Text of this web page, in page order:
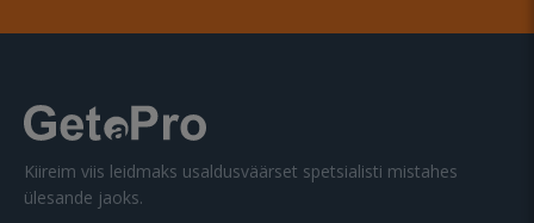
Kiireim viis leidmaks usaldusväärset spetsialisti mistahes
ülesande jaoks.